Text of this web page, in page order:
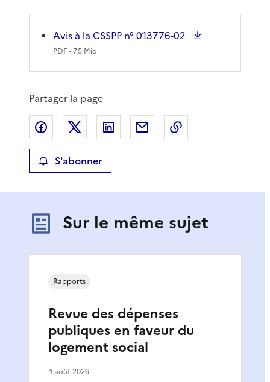
Avis à la CSSPP n° 013776-02
PDF- 7.5 Mio
Partager la page
Partager sur Facebook
Partager sur XPartager sur LinkedIn
Partager par email
S'abonner
Sur le même sujet
Revue des dépenses
publiques en faveur du
logement social
Rapports
4 août 2026